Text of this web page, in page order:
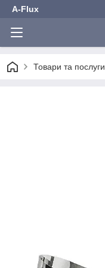
A-Flux
Товари та послуги